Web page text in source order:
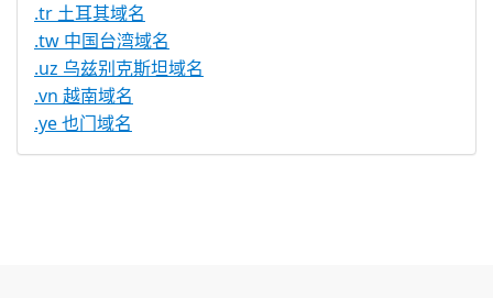
.tr 土耳其域名
.tw 中国台湾域名
.uz 乌兹别克斯坦域名
.vn 越南域名
.ye 也门域名